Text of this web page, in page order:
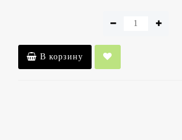
В корзину